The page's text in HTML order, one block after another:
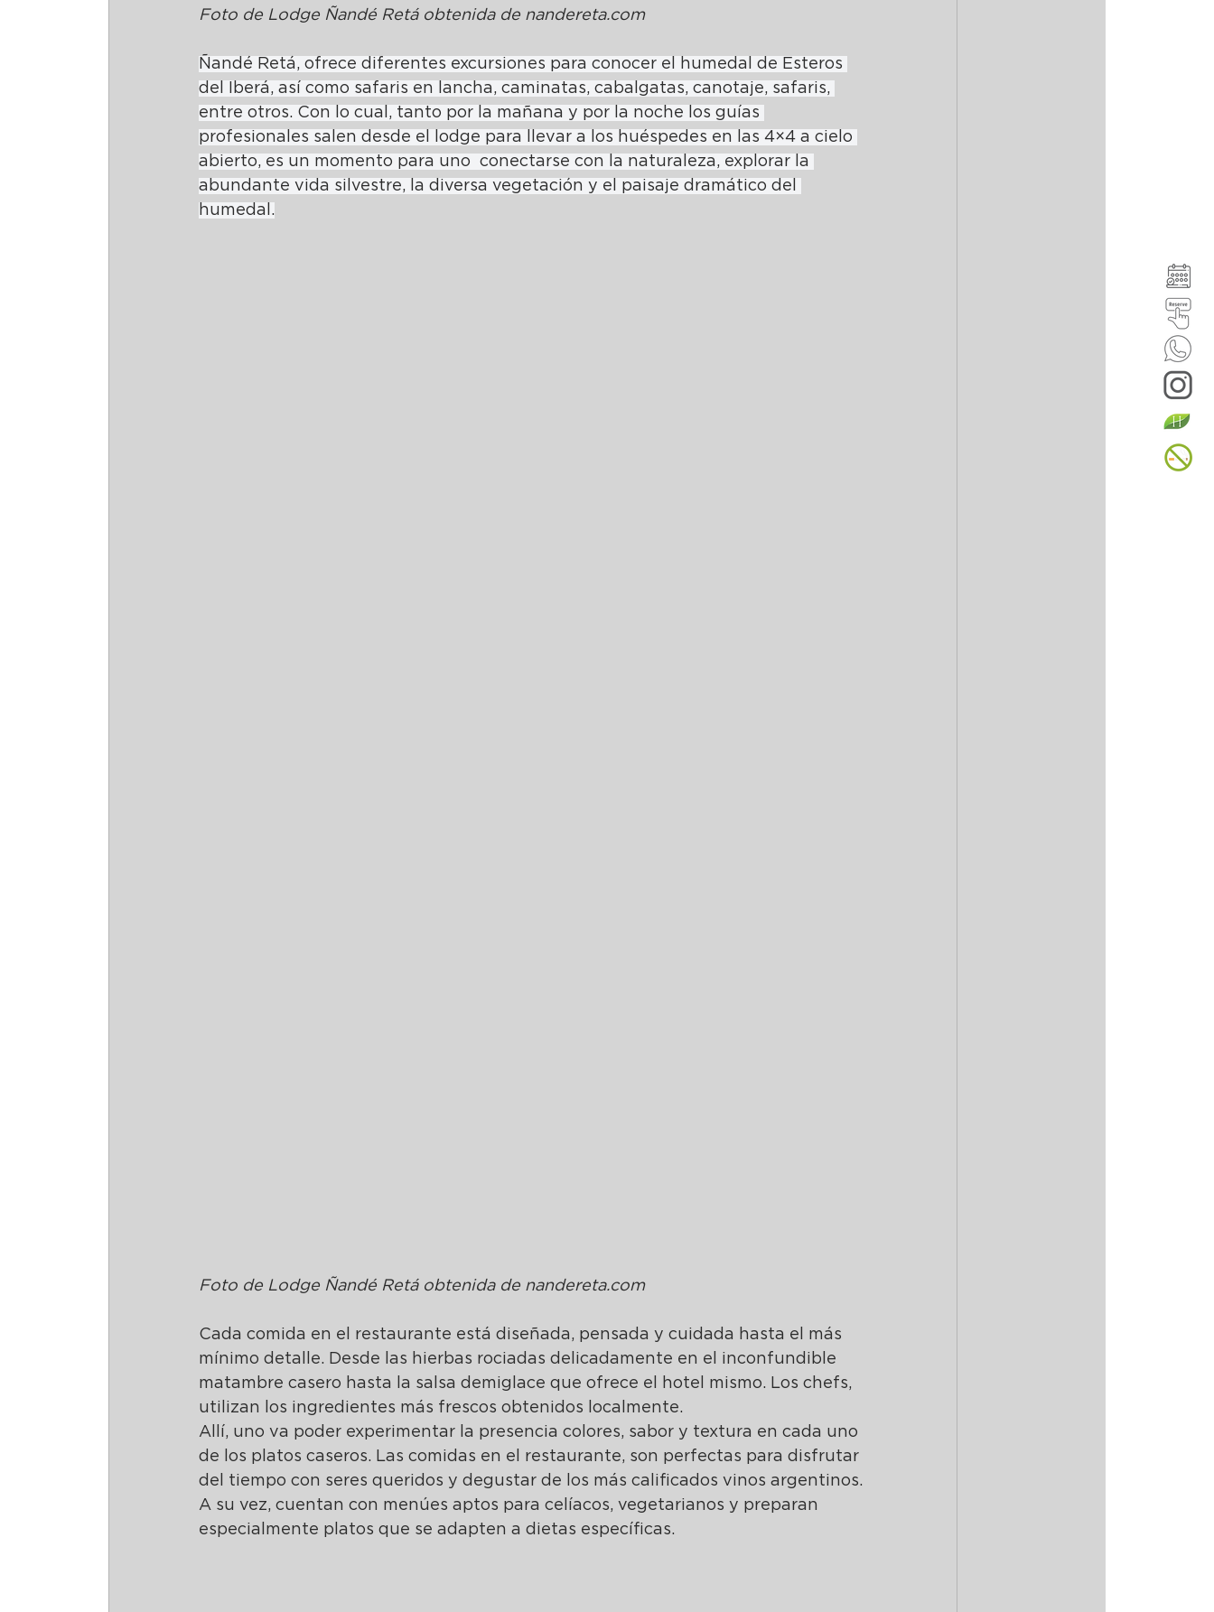
Foto de Lodge Ñandé Retá obtenida de nandereta.com
Ñandé Retá, ofrece diferentes excursiones para conocer el humedal de Esteros
del Iberá, así como safaris en lancha, caminatas, cabalgatas, canotaje, safaris,
entre otros. Con lo cual, tanto por la mañana y por la noche los guías
profesionales salen desde el lodge para llevar a los huéspedes en las 4×4 a cielo
abierto, es un momento para uno  conectarse con la naturaleza, explorar la
abundante vida silvestre, la diversa vegetación y el paisaje dramático del
humedal.
Foto de Lodge Ñandé Retá obtenida de nandereta.com
Cada comida en el restaurante está diseñada, pensada y cuidada hasta el más
mínimo detalle. Desde las hierbas rociadas delicadamente en el inconfundible
matambre casero hasta la salsa demiglace que ofrece el hotel mismo. Los chefs,
utilizan los ingredientes más frescos obtenidos localmente.
Allí, uno va poder experimentar la presencia colores, sabor y textura en cada uno
de los platos caseros. Las comidas en el restaurante, son perfectas para disfrutar
del tiempo con seres queridos y degustar de los más calificados vinos argentinos.
A su vez, cuentan con menúes aptos para celíacos, vegetarianos y preparan
especialmente platos que se adapten a dietas específicas.